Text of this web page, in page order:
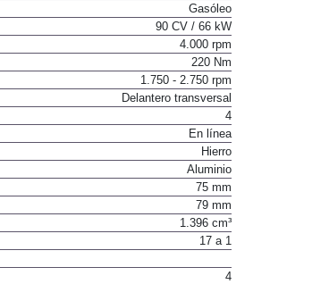
Gasóleo
90 CV / 66 kW
4.000 rpm
220 Nm
1.750 - 2.750 rpm
Delantero transversal
4
En línea
Hierro
Aluminio
75 mm
79 mm
1.396 cm³
17 a 1
4